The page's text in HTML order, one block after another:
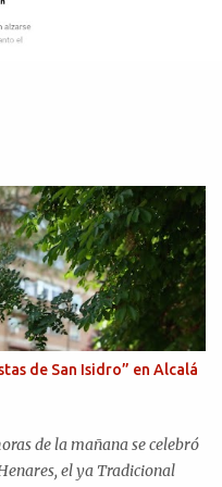
de San Isidro” en Alcalá
de la mañana se celebró
el ya Tradicional